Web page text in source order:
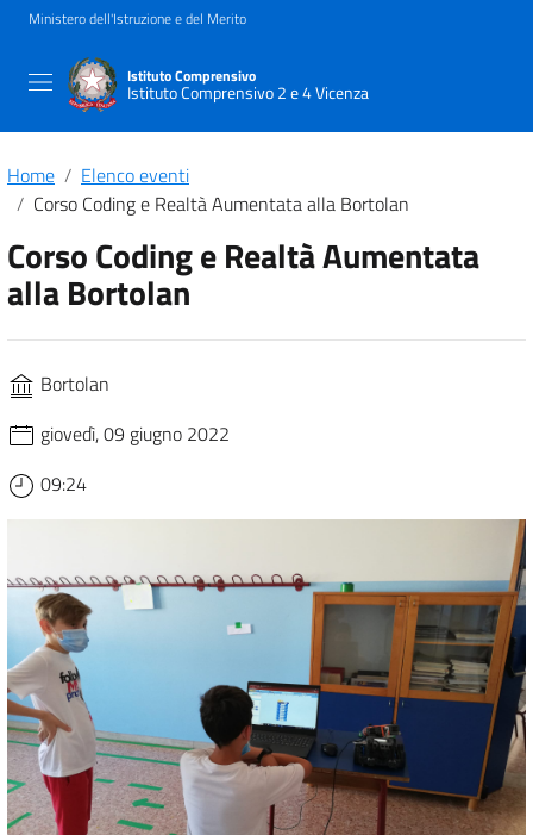
Ministero dell'Istruzione e del Merito
Istituto Comprensivo
Istituto Comprensivo 2 e 4 Vicenza
Home
Elenco eventi
Corso Coding e Realtà Aumentata alla Bortolan
Corso Coding e Realtà Aumentata
alla Bortolan
Bortolan
giovedì, 09 giugno 2022
09:24